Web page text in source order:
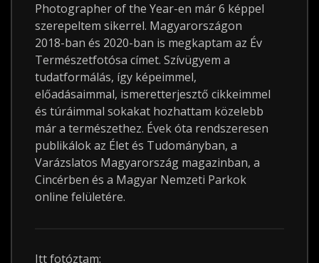
Photographer of the Year-en már 6 képpel
szerepeltem sikerrel. Magyarországon
2018-ban és 2020-ban is megkaptam az Év
Természetfotósa címet. Szívügyem a
tudatformálás, így képeimmel,
előadásaimmal, ismeretterjesztő cikkeimmel
és túráimmal sokakat hozhattam közelebb
már a természethez. Évek óta rendszeresen
publikálok az Élet és Tudományban, a
Varázslatos Magyarország magazinban, a
Cincérben és a Magyar Nemzeti Parkok
online felületére.
Itt fotóztam: